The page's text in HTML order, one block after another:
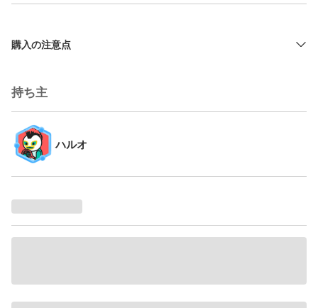
購入の注意点
持ち主
ハルオ